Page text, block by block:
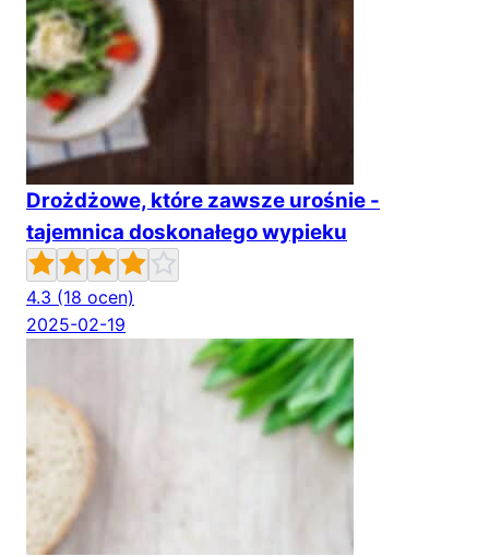
Drożdżowe, które zawsze urośnie -
tajemnica doskonałego wypieku
4.3 (18 ocen)
2025-02-19